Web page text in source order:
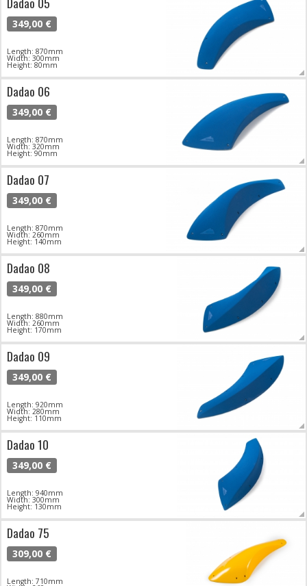
349,00 €
Length: 870mm
Width: 300mm
Height: 80mm
Dadao 06
349,00 €
Length: 870mm
Width: 320mm
Height: 90mm
Dadao 07
349,00 €
Length: 870mm
Width: 260mm
Height: 140mm
Dadao 08
349,00 €
Length: 880mm
Width: 260mm
Height: 170mm
Dadao 09
349,00 €
Length: 920mm
Width: 280mm
Height: 110mm
Dadao 10
349,00 €
Length: 940mm
Width: 300mm
Height: 130mm
Dadao 75
309,00 €
Length: 710mm